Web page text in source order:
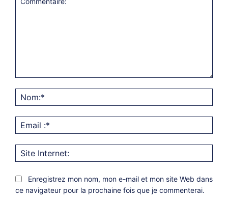
:*
Enregistrez mon nom, mon e-mail et mon site Web dans
ce navigateur pour la prochaine fois que je commenterai.